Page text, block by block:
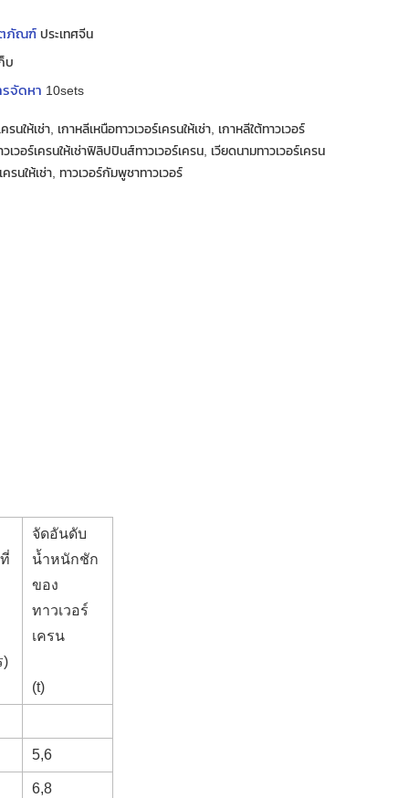
ตภัณฑ์ประเทศจีน
บ
รจัดหา 10sets
รนให้เช่า, เกาหลีเหนือทาวเวอร์เครนให้เช่า, เกาหลีใต้ทาวเวอร์
เวอร์เครนให้เช่าฟิลิปปินส์ทาวเวอร์เครน, เวียดนามทาวเวอร์เครน
ครนให้เช่า, ทาวเวอร์กัมพูชาทาวเวอร์
)
จัดอันดับ
น้ำหนักชัก
ของ
ทาวเวอร์
เครน
(t)
5,6
6,8